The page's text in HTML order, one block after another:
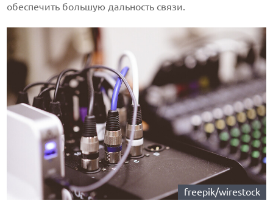
обеспечить большую дальность связи.
freepik/wirestock